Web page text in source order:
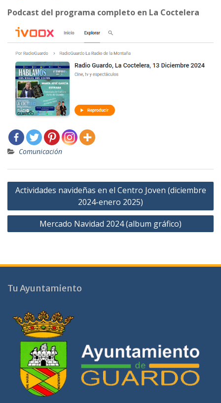
Podcast del programa completo en La Coctelera
Comunicación
Navegación
entradas
Actividades navideñas en el Centro Joven (diciembre
2024-enero 2025)
Mercado Navidad 2024 (album gráfico)
Tu Ayuntamiento